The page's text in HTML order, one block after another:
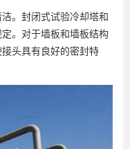
。封闭式试验冷却塔和
。对于墙板和墙板结构
头具有良好的密封特